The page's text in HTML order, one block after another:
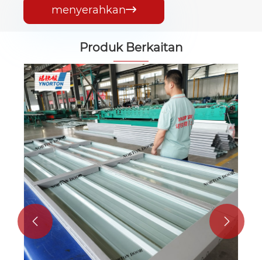
menyerahkan
Produk Berkaitan
pintu garaj keluli tunggal lapisan
Lihat Lagi >>
 